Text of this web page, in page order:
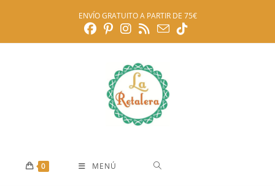
ENVÍO GRATUITO A PARTIR DE 75€
0 MENÚ